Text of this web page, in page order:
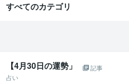
すべてのカテゴリ
【4月30日の運勢」
記事
占い